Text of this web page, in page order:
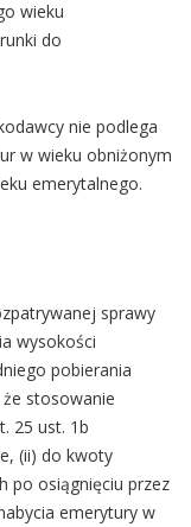
wieku
do
nie podlega
w wieku obniżonym
emerytalnego.
sprawy
wysokości
pobierania
stosowanie
25 ust. 1b
(ii) do kwoty
po osiągnięciu przez
emerytury w